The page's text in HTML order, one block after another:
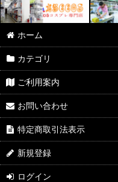
ホーム
カテゴリ
ご利用案内
お問い合わせ
特定商取引法表示
新規登録
ログイン